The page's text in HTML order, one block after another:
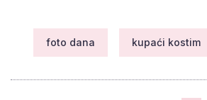
foto dana kupaći kostim